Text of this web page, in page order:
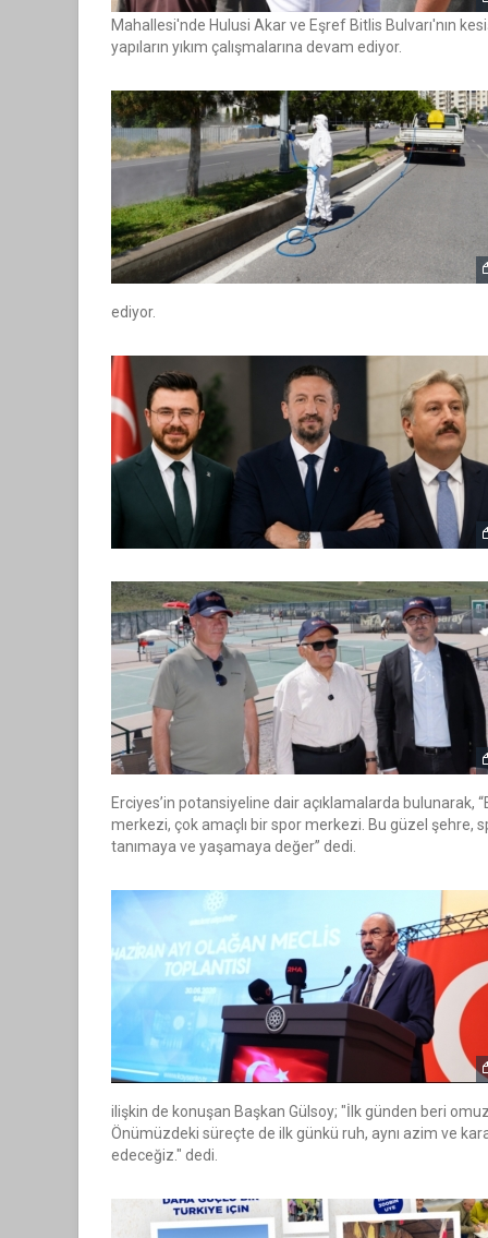
Mahallesi'nde Hulusi Akar ve Eşref Bitlis Bulvarı'nın
yapıların yıkım çalışmalarına devam ediyor.
ediyor.
Erciyes’in potansiyeline dair açıklamalarda bulunarak,
merkezi, çok amaçlı bir spor merkezi. Bu güzel şehre,
tanımaya ve yaşamaya değer” dedi.
ilişkin de konuşan Başkan Gülsoy; "İlk günden beri
Önümüzdeki süreçte de ilk günkü ruh, aynı azim ve
edeceğiz." dedi.